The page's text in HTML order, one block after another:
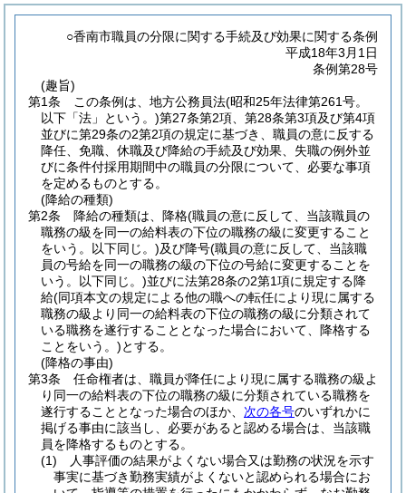
○香南市職員の分限に関する手続及び効果に関する条例
平成18年3月1日
条例第28号
(趣旨)
第1条
この条例は、地方公務員法(昭和25年法律第261号。
以下「法」という。)第27条第2項、第28条第3項及び第4項
並びに第29条の2第2項の規定に基づき、職員の意に反する
降任、免職、休職及び降給の手続及び効果、失職の例外並
びに条件付採用期間中の職員の分限について、必要な事項
を定めるものとする。
(降給の種類)
第2条
降給の種類は、降格(職員の意に反して、当該職員の
職務の級を同一の給料表の下位の職務の級に変更すること
をいう。以下同じ。)及び降号(職員の意に反して、当該職
員の号給を同一の職務の級の下位の号給に変更することを
いう。以下同じ。)並びに法第28条の2第1項に規定する降
給(同項本文の規定による他の職への転任により現に属する
職務の級より同一の給料表の下位の職務の級に分類されて
いる職務を遂行することとなった場合において、降格する
ことをいう。)とする。
(降格の事由)
第3条
任命権者は、職員が降任により現に属する職務の級よ
り同一の給料表の下位の職務の級に分類されている職務を
遂行することとなった場合のほか、 次の各号のいずれかに
掲げる事由に該当し、必要があると認める場合は、当該職
員を降格するものとする。
(1)
人事評価の結果がよくない場合又は勤務の状況を示す
事実に基づき勤務実績がよくないと認められる場合にお